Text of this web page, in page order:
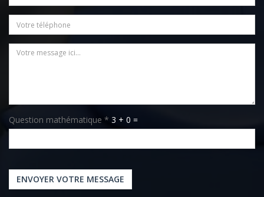
Email*
Téléphone
Question mathématique * 3 + 0 =
ENVOYER VOTRE MESSAGE